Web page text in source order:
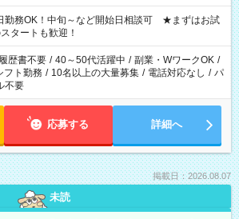
勤務OK！中旬～など開始日相談可 ★まずはお試
タートも歓迎！
履歴書不要 / 40～50代活躍中 / 副業・WワークOK /
フト勤務 / 10名以上の大量募集 / 電話対応なし / パ
不要
応募する 詳細へ
掲載日：2026.08.07
未読